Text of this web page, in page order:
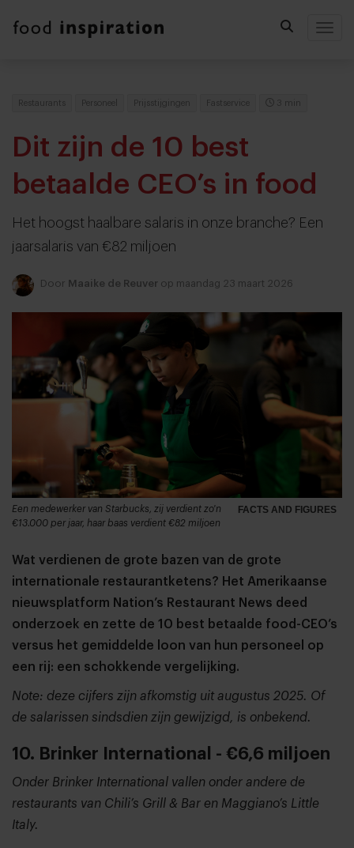
Restaurants Personeel Prijsstijgingen Fastservice 3 min
Dit zijn de 10 best
betaalde CEO’s in food
Het hoogst haalbare salaris in onze branche? Een
jaarsalaris van €82 miljoen
Door Maaike de Reuver op maandag 23 maart 2026
FACTS AND FIGURES
Een medewerker van Starbucks, zij verdient zo'n
€13.000 per jaar, haar baas verdient €82 miljoen
Wat verdienen de grote bazen van de grote
internationale restaurantketens? Het Amerikaanse
nieuwsplatform Nation’s Restaurant News deed
onderzoek en zette de 10 best betaalde food-CEO’s
versus het gemiddelde loon van hun personeel op
een rij: een schokkende vergelijking.
Note: deze cijfers zijn afkomstig uit augustus 2025. Of
de salarissen sindsdien zijn gewijzigd, is onbekend.
10. Brinker International - €6,6 miljoen
Onder Brinker International vallen onder andere de
restaurants van Chili’s Grill & Bar en Maggiano’s Little
Italy.